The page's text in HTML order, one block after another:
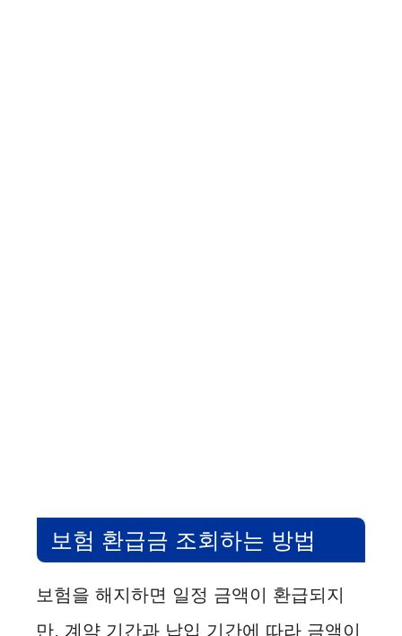
보험 환급금 조회하는 방법
보험을 해지하면 일정 금액이 환급되지
만, 계약 기간과 납입 기간에 따라 금액이